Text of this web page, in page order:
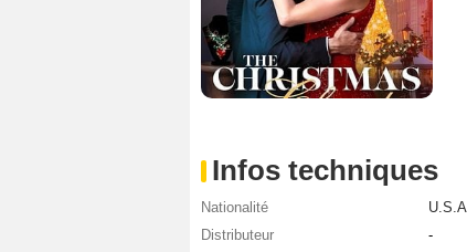
Infos techniques
Nationalité
U.S.A.
Distributeur
-